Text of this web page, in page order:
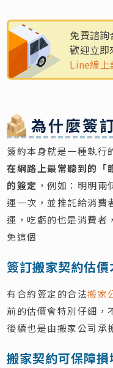
免費諮詢
歡迎立即
Line線上
為什麼簽
簽約本身就是一種執行
在網路上最常聽到的「
的簽定 ，例如：明明
運一次，並推託給消費
運，吃虧的也是消費者
免這個
簽訂搬家契約估
有合約簽定的合法搬家
前的估價會特別仔細，
後續也是由搬家公司承
搬家契約可保障